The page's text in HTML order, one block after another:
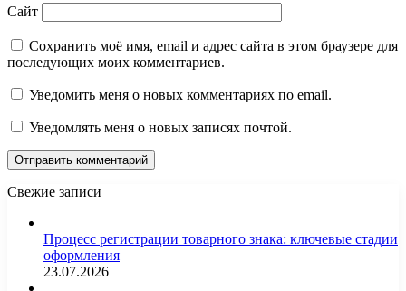
Сайт
Сохранить моё имя, email и адрес сайта в этом браузере для
последующих моих комментариев.
Уведомить меня о новых комментариях по email.
Уведомлять меня о новых записях почтой.
Свежие записи
Процесс регистрации товарного знака: ключевые стадии
оформления
23.07.2026